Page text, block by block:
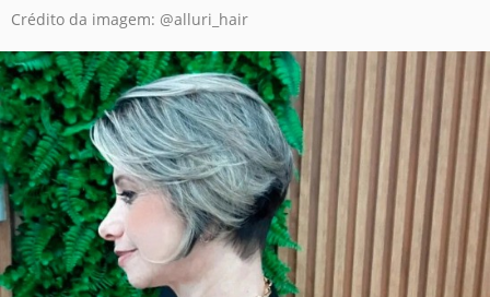
Crédito da imagem: @alluri_hair